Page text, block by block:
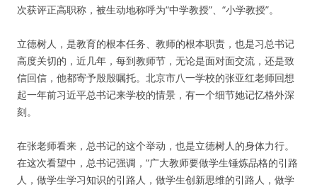
次获评正高职称，被生动地称呼为“中学教授”、“小学教授”。
立德树人，是教育的根本任务、教师的根本职责，也是习总书记
高度关切的，近几年，每到教师节，无论是面对面交流，还是致
信回信，他都寄予殷殷嘱托。北京市八一学校的张亚红老师回想
起一年前习近平总书记来学校的情景，有一个细节她记忆格外深
刻。
在张老师看来，总书记的这个举动，也是立德树人的身体力行。
在这次看望中，总书记强调，“广大教师要做学生锤炼品格的引路
人，做学生学习知识的引路人，做学生创新思维的引路人，做学